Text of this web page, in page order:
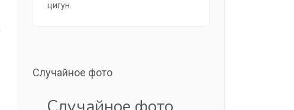
цигун.
Случайное фото